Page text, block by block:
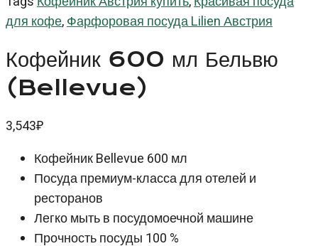
для кофе,Фарфоровая посуда Lilien Австрия
Кофейник 600 мл Бельвю
(Bellevue)
3,543₽
Кофейник Bellevue 600 мл
Посуда премиум-класса для отелей и
ресторанов
Легко мыть в посудомоечной машине
Прочность посуды 100 %